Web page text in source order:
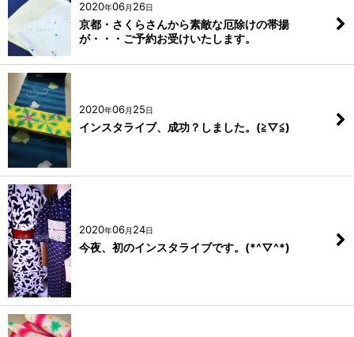
2020年06月 26日
京都・さくらさんから素敵な厄除けの帯揚
が・・・ご予約お受けいたします。
2020年06月 25日
インスタライブ、成功？しました。(≧▽≦)
2020年06月 24日
今夜、初のインスタライブです。(*^▽^*)